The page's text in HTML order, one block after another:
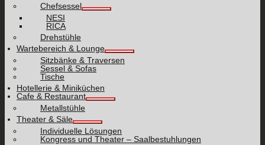
Chefsessel
NESI
RICA
Drehstühle
Wartebereich & Lounge
Sitzbänke & Traversen
Sessel & Sofas
Tische
Hotellerie & Miniküchen
Cafe & Restaurant
Metallstühle
Theater & Säle
Individuelle Lösungen
Kongress und Theater – Saalbestuhlungen